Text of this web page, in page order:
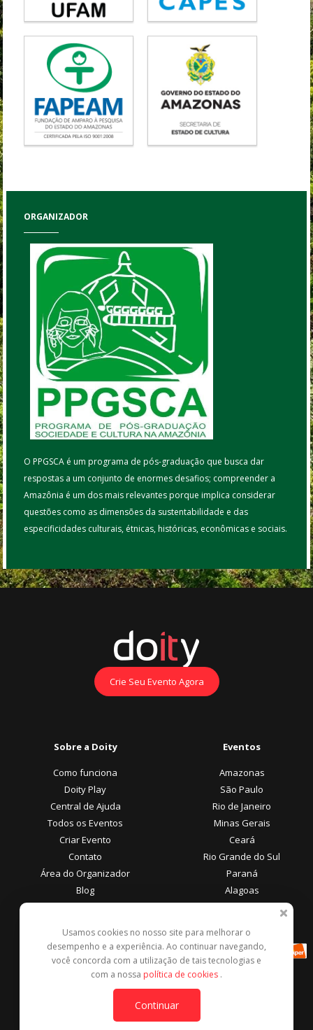
ORGANIZADOR
O PPGSCA é um programa de pós-graduação que busca dar
respostas a um conjunto de enormes desafios; compreender a
Amazônia é um dos mais relevantes porque implica considerar
questões como as dimensões da sustentabilidade e das
especificidades culturais, étnicas, históricas, econômicas e sociais.
Crie Seu Evento Agora
Sobre a Doity
Como funciona
Doity Play
Central de Ajuda
Todos os Eventos
Criar Evento
Contato
Área do Organizador
Blog
Eventos
Amazonas
São Paulo
Rio de Janeiro
Minas Gerais
Ceará
Rio Grande do Sul
Paraná
Alagoas
Área do Participante
Central de Ajuda
Denunciar este evento
Formas de Pagamento
Usamos cookies no nosso site para melhorar o
desempenho e a experiência. Ao continuar navegando,
você concorda com a utilização de tais tecnologias e
com a nossa política de cookies .
Continuar